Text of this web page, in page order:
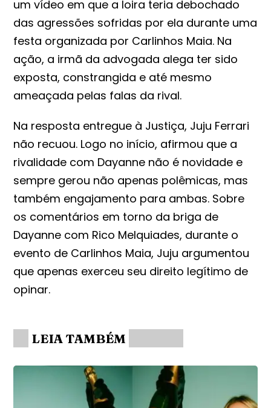
um vídeo em que a loira teria debochado
das agressões sofridas por ela durante uma
festa organizada por Carlinhos Maia. Na
ação, a irmã da advogada alega ter sido
exposta, constrangida e até mesmo
ameaçada pelas falas da rival.
Na resposta entregue à Justiça, Juju Ferrari
não recuou. Logo no início, afirmou que a
rivalidade com Dayanne não é novidade e
sempre gerou não apenas polêmicas, mas
também engajamento para ambas. Sobre
os comentários em torno da briga de
Dayanne com Rico Melquiades, durante o
evento de Carlinhos Maia, Juju argumentou
que apenas exerceu seu direito legítimo de
opinar.
LEIA TAMBÉM